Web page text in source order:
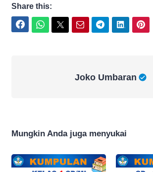
Share this:
Joko Umbaran
Mungkin Anda juga menyukai